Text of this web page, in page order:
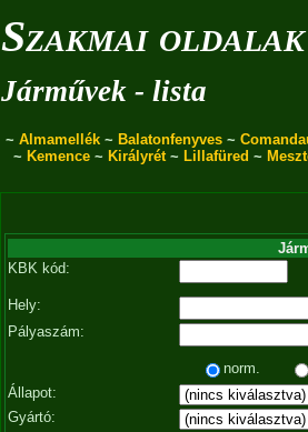
Szakmai oldalak
Járművek - lista
~ Almamellék ~ Balatonfenyves ~
~ Kemence~ Királyrét~ Lillafüred ~
KBK kód:
Hely:
Pályaszám:
norm.
Állapot:
Gyártó: